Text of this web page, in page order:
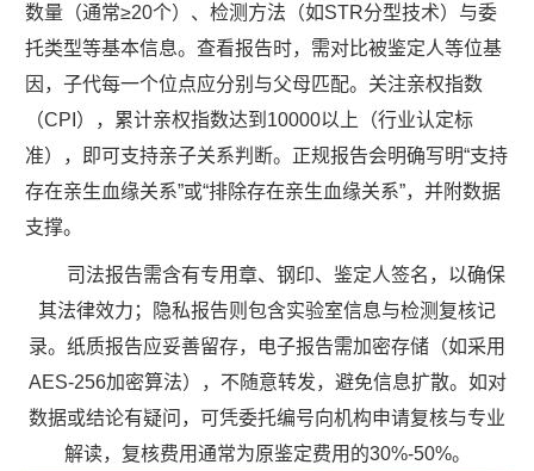
数量（通常≥20个）、检测方法（如STR分型技术）与委
托类型等基本信息。查看报告时，需对比被鉴定人等位基
因，子代每一个位点应分别与父母匹配。关注亲权指数
（CPI），累计亲权指数达到10000以上（行业认定标
准），即可支持亲子关系判断。正规报告会明确写明“支持
存在亲生血缘关系”或“排除存在亲生血缘关系”，并附数据
支撑。
司法报告需含有专用章、钢印、鉴定人签名，以确保
其法律效力；隐私报告则包含实验室信息与检测复核记
录。纸质报告应妥善留存，电子报告需加密存储（如采用
AES-256加密算法），不随意转发，避免信息扩散。如对
数据或结论有疑问，可凭委托编号向机构申请复核与专业
解读，复核费用通常为原鉴定费用的30%-50%。